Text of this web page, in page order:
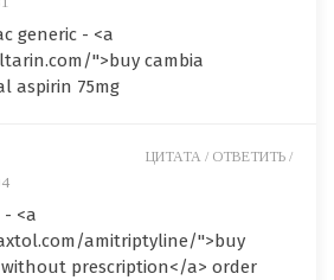
generic - <a
">buy cambia
aspirin 75mg
<a
amitriptyline/">buy
prescription</a> order
ЦИТАТА / ОТВЕТИТЬ /